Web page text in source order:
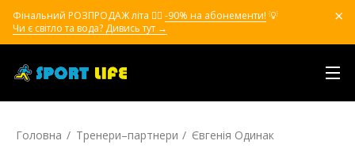
Фінальний РОЗПРОДАЖ літа ❤️‍🔥 -90% на абонементи! 💡
Чи є світло та вода? Дивись тут →
Головна Тренери–партнери Євгенія Одинак